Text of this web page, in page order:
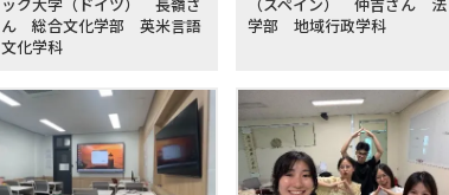
ック大学（ドイツ） 長嶺さ
ん 総合文化学部 英米言語
文化学科
（スペイン） 仲吉さん 法
学部 地域行政学科